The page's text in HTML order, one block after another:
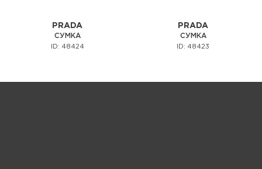
PRADA
СУМКА
ID: 48424
PRADA
СУМКА
ID: 48423